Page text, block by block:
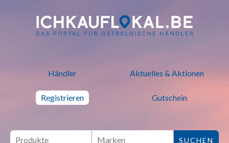
ich kauf lokal - Bei lokalen
Händler Aktuelles & Aktionen
Registrieren Gutschein